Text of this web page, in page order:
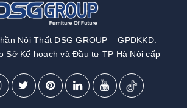
Nội Thất DSG GROUP – GPDKKD:
Sở Kế hoạch và Đầu tư TP Hà Nội cấp